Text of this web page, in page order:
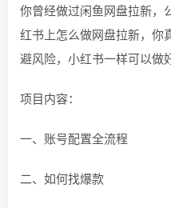
你曾经做过闲鱼网盘拉新，
红书上怎么做网盘拉新，你
避风险，小红书一样可以做
项目内容：
一、账号配置全流程
二、如何找爆款